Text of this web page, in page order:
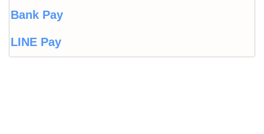
Bank Pay
LINE Pay